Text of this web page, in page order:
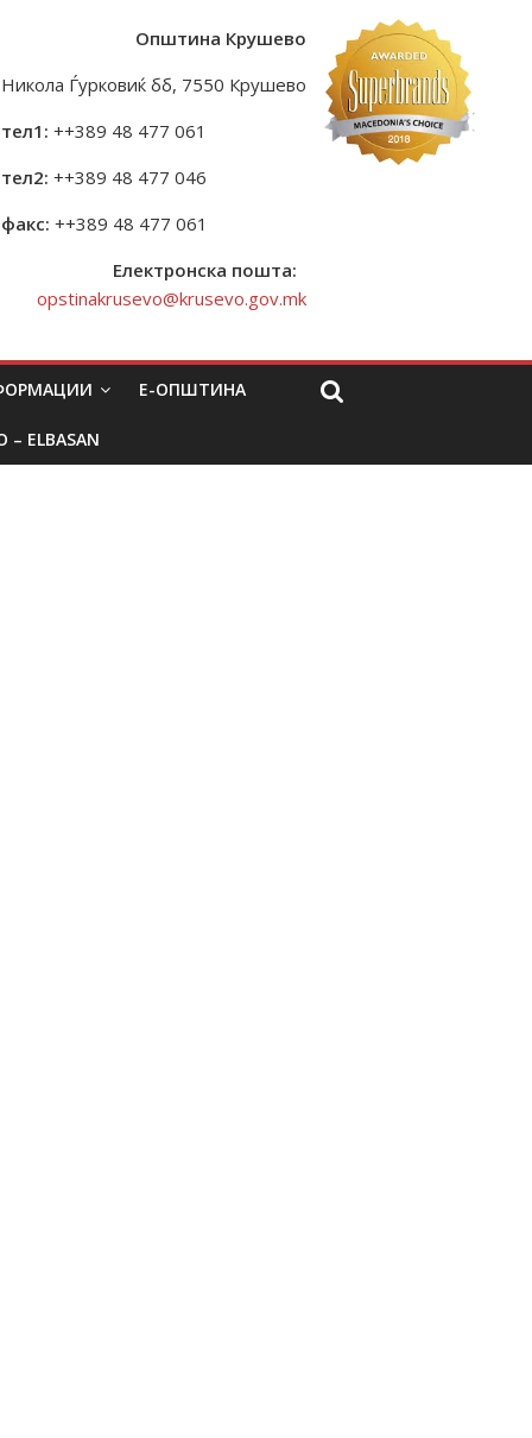
Општина Крушево
Никола Ѓурковиќ бб, 7550 Крушево
тел1: ++389 48 477 061
тел2: ++389 48 477 046
факс: ++389 48 477 061
Електронска пошта:
opstinakrusevo@krusevo.gov.mk
Е-ОПШТИНА
– ELBASAN